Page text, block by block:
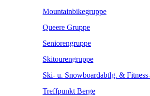
Mountainbikegruppe
Queere Gruppe
Seniorengruppe
Skitourengruppe
Ski- u. Snowboardabtlg. &
Treffpunkt Berge